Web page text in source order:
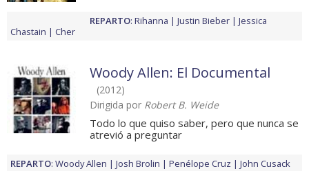
REPARTO: Rihanna Justin Bieber
Jessica
Chastain
Cher
Woody Allen: El Documental
(2012)
Dirigida por Robert B. Weide
Todo lo que quiso saber, pero que nunca se
atrevió a preguntar
REPARTO: Woody Allen Josh Brolin Penélope Cruz John Cusack